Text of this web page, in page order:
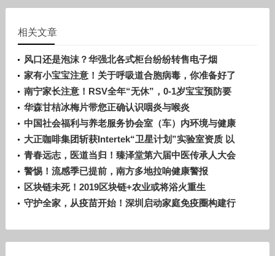
相关文章
风口还是泡沫？华强北各式柜台纷纷转售电子烟
家有小宝宝注意！关于呼吸道合胞病毒，你准备好了
吗？
南宁家长注意！RSV全年“无休”，0-1岁宝宝预防要
趁早
华森甘桔冰梅片带您正确认识咽炎与喉炎
中国社会福利与养老服务协会室（车）内环境与健康
科技分会正式成立！
大正咖啡集团斩获Intertek“卫星计划”实验室资质 以
严苛品控赋能全球化发展
青春远志，医道当归！臻泽堂第六届中医传承人大会
暨答谢晚宴圆满落幕
警惕！流感季已提前，南方多地拉响健康警报
区块链未死！2019区块链+农业或将浴火重生
守护全家，从疫苗开始！深圳启动家庭免疫圈构建行